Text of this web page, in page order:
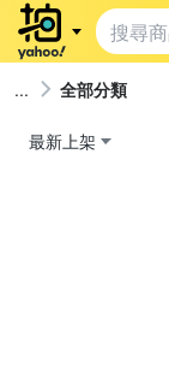
全部分類
最新上架